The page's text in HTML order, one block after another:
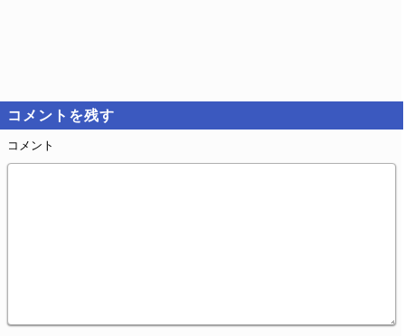
コメントを残す
コメント